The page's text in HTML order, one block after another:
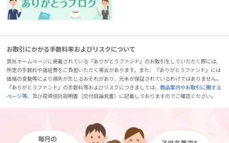
お取引にかかる手数料率およびリスクについて
弊社ホームページに掲載されている『ありがとうファンド』のお取引をしていただく際には、
所定の手数料や諸経費をご負担いただく場合があります。また、『ありがとうファンド』には
価格の変動等により損失が生じるおそれがあり、元本が保証されているわけではありません。
『ありがとうファンド』の手数料等およびリスクにつきましては、商品案内やお取引に関する
ページ等、及び投資信託説明書（交付目論見書）に記載しておりますのでご確認ください。